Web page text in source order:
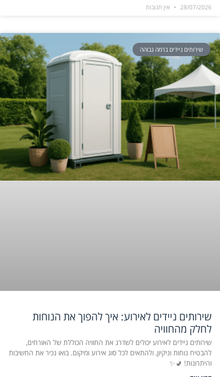
28/07/2026 אין תגובות
שירותים ניידים ברמה גבוהה
שירותים ניידים לאירוע: איך להפוך את הנוחות
לחלק מהחוויה
שירותים ניידים לאירוע יכולים לשדרג את החוויה הכוללת של האורחים,
להבטיח נוחות וניקיון, ולהתאים לכל סוג אירוע ומיקום. בואו נכיר את החשיבות
והיתרונות! 🚽✨